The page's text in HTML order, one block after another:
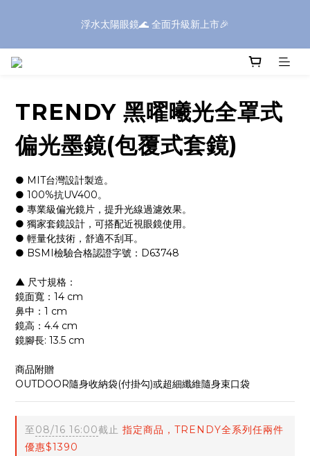
全館滿$1600現折$199✨滿額再享好禮✨全館滿$399享免運✨
⚠️SONIC系列部分商品，因包裝體積較大，如購買三個(含)以上｜
送貨方式請選擇「新竹物流」
浮水太陽眼鏡🌊 全面升級新上市🎉
TRENDY 黑曜曦光全罩式
偏光墨鏡(包覆式套鏡)
● MIT台灣設計製造。
● 100%抗UV400。
● 專業級偏光鏡片，提升光線過濾效果。
● 獨家套鏡設計，可搭配近視眼鏡使用。
● 輕量化技術，舒適不刮耳。
● BSMI檢驗合格認證字號：D63748
▲ 尺寸規格：
鏡面寬：14 cm
鼻中：1 cm
鏡高：4.4 cm
鏡腳長: 13.5 cm
商品附贈
OUTDOOR隨身收納袋(付掛勾)或超細纖維隨身束口袋
至08/16 16:00截止 指定商品，TRENDY全系列任兩件
優惠$1390